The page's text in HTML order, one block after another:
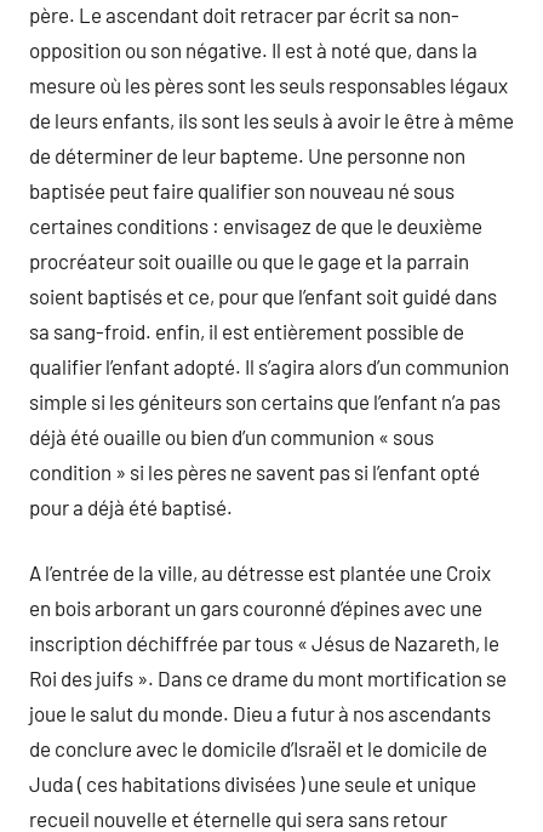
père. Le ascendant doit retracer par écrit sa non-
opposition ou son négative. Il est à noté que, dans la
mesure où les pères sont les seuls responsables légaux
de leurs enfants, ils sont les seuls à avoir le être à même
de déterminer de leur bapteme. Une personne non
baptisée peut faire qualifier son nouveau né sous
certaines conditions : envisagez de que le deuxième
procréateur soit ouaille ou que le gage et la parrain
soient baptisés et ce, pour que l’enfant soit guidé dans
sa sang-froid. enfin, il est entièrement possible de
qualifier l’enfant adopté. Il s’agira alors d’un communion
simple si les géniteurs son certains que l’enfant n’a pas
déjà été ouaille ou bien d’un communion « sous
condition » si les pères ne savent pas si l’enfant opté
pour a déjà été baptisé.
A l’entrée de la ville, au détresse est plantée une Croix
en bois arborant un gars couronné d’épines avec une
inscription déchiffrée par tous « Jésus de Nazareth, le
Roi des juifs ». Dans ce drame du mont mortification se
joue le salut du monde. Dieu a futur à nos ascendants
de conclure avec le domicile d’Israël et le domicile de
Juda ( ces habitations divisées ) une seule et unique
recueil nouvelle et éternelle qui sera sans retour